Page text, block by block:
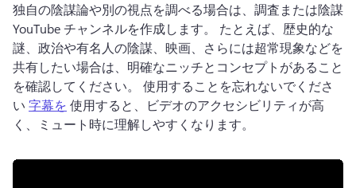
独自の陰謀論や別の視点を調べる場合は、調査または陰謀
YouTube チャンネルを作成します。 たとえば、歴史的な
謎、政治や有名人の陰謀、映画、さらには超常現象などを
共有したい場合は、明確なニッチとコンセプトがあること
を確認してください。 使用することを忘れないでくださ
い 字幕を 使用すると、ビデオのアクセシビリティが高
く、ミュート時に理解しやすくなります。